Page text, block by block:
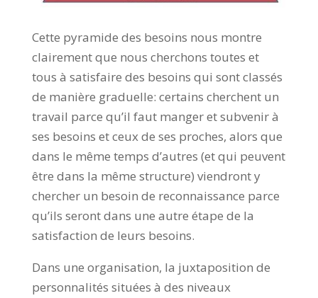
Cette pyramide des besoins nous montre
clairement que nous cherchons toutes et
tous à satisfaire des besoins qui sont classés
de manière graduelle: certains cherchent un
travail parce qu’il faut manger et subvenir à
ses besoins et ceux de ses proches, alors que
dans le même temps d’autres (et qui peuvent
être dans la même structure) viendront y
chercher un besoin de reconnaissance parce
qu’ils seront dans une autre étape de la
satisfaction de leurs besoins.
Dans une organisation, la juxtaposition de
personnalités situées à des niveaux